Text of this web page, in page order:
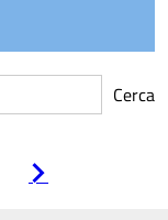
Cerca